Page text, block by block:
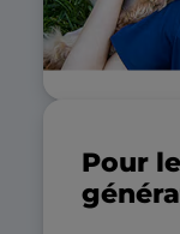
Pour